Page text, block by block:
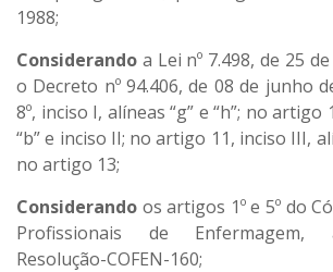
1988;
Considerando a Lei nº 7.498, de 25
o Decreto nº 94.406, de 08 de junho
8º, inciso I, alíneas “g” e “h”; no artigo
“b” e inciso II; no artigo 11, inciso III,
no artigo 13;
Considerando os artigos 1º e 5º do
Profissionais de Enfermagem,
Resolução-COFEN-160;